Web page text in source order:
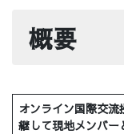
概要
オンライン国際交
継して現地メンバー